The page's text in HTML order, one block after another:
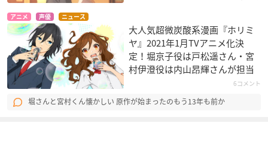
夜桜四重奏 ～ハナノ
ウタ～
岸桃華
COPPELION
成瀬荊
にゅるにゅる!!KAKU
SENくん
ニュナ
アニメ 声優 ニュース
大人気超微炭酸系漫画『ホリミ
ヤ』2021年1月TVアニメ化決
定！堀京子役は戸松遥さん・宮
村伊澄役は内山昂輝さんが担当
6コメント
堀さんと宮村くん懐かしい 原作が始まったのもう13年も前か